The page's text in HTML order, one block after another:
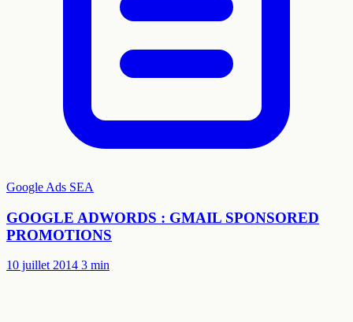
Google Ads SEA
GOOGLE ADWORDS : GMAIL SPONSORED
PROMOTIONS
10 juillet 2014 3 min